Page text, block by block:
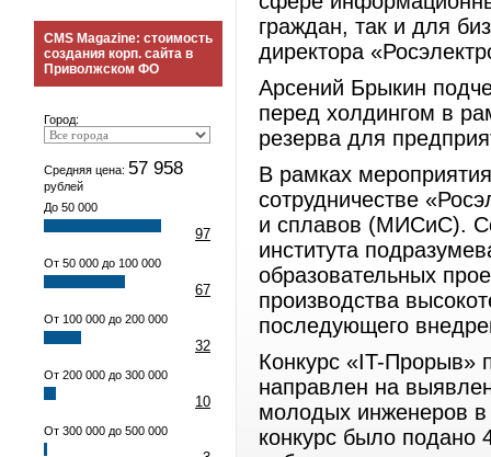
CMS Magazine: стоимость
создания корп. сайта в
Приволжском ФО
Город:
Средняя цена: 57 958
рублей
До 50 000
97
От 50 000 до 100 000
67
От 100 000 до 200 000
32
От 200 000 до 300 000
10
От 300 000 до 500 000
граждан, так и для
директора
Арсений Брыкин
перед холдингом в
резерва для
В рамках
сотрудничестве
и сплавов (МИСиС).
института
образовательных
производства
последующего
Конкурс «IT-Прорыв»
направлен на
молодых инженеров в
конкурс было подано